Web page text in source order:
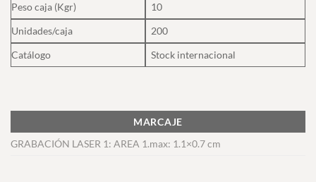
Peso caja (Kgr)
10
Unidades/caja
200
Catálogo
Stock internacional
MARCAJE
GRABACIÓN LASER 1: AREA 1.max: 1.1×0.7 cm